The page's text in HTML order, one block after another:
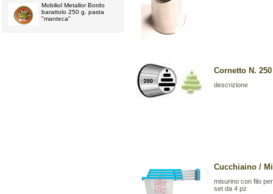
Mobiliol Metallor Bordo
barattolo 250 g. pasta
"manteca"
Cornetto N.
descrizione
Cucchiaino /
misurino con filo
set da 4 pz